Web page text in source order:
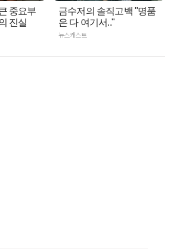
중요부
진실
금수저의 솔직고백 "명품
은 다 여기서.."
뉴스캐스트